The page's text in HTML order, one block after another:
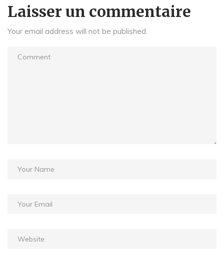
Laisser un commentaire
Your email address will not be published.